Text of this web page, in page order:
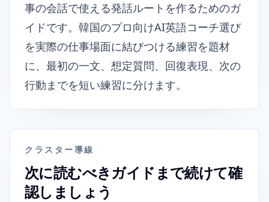
事の会話で使える発話ルートを作るためのガ
イドです。韓国のプロ向けAI英語コーチ選び
を実際の仕事場面に結びつける練習を題材
に、最初の一文、想定質問、回復表現、次の
行動までを短い練習に分けます。
クラスター導線
次に読むべきガイドまで続けて確
認しましょう